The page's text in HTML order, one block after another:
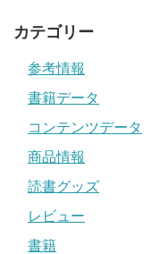
カテゴリー
参考情報
書籍データ
コンテンツデータ
商品情報
読書グッズ
レビュー
書籍